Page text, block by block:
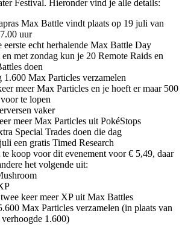
Festival. Hieronder vind je alle details:
Max Battle vindt plaats op 19 juli van
uur
eerste echt herhalende Max Battle Day
met zondag kun je 20 Remote Raids en
doen
1.600 Max Particles verzamelen
meer Max Particles en je hoeft er maar 500
te lopen
vaker
meer Max Particles uit PokéStops
Special Trades doen die dag
een gratis Timed Research
koop voor dit evenement voor € 5,49, daar
het volgende uit:
keer meer XP uit Max Battles
Max Particles verzamelen (in plaats van
verhoogde 1.600)